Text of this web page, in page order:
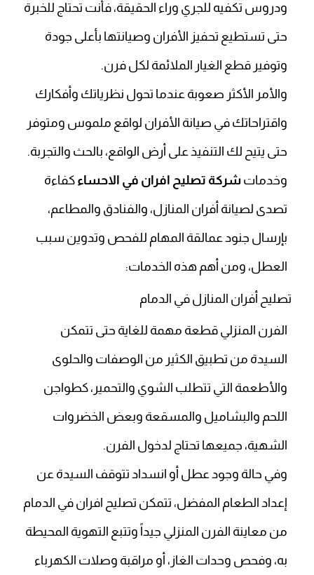
ودروس تكفيه للجري وراء الحقيقة، فأنت تحتاج للخبرة
حتى تستطيع تحفيز الأفران وصيانتها بأعلى جودة
وتوفير قطع الغيار الملائمة لكل فرن.
والأمر الأكثر صعوبة عندما تحول نظرياتك وأفكارك
واقتراحاتك في صيانة الأفران لواقع ملموس ومتوفر
حتى يتيح لك التنفيذ على أرض الواقع، بالحث والتجربة.
وخدمات شركة تصليح افران في الاحساء كفاءة
تصدى لصيانة أفران المنازل، والفنادق والمطاعم،
بإرسال جنود عمالقة المهام للفحص وتدوين سبب
العطل، ومن أهم هذه الخدمات:
تصليح أفران المنازل في الدمام
الفرن المنزلي قطعة مهمة للغاية حتى تتمكن
السيدة من تطبيق الكثير من الوصفات والحلوى
والأطعمة التي تتطلب الشوي والتحمير، كطواجن
اللحم والبشاميل والمسقعة وبعض الخضروات
الشهية، جميعها تحتاج لدخول الفرن.
وفي حالة وجود عطل أو انسداد تتوقف السيدة عن
إعداد الطعام المفضل، تتمكن تصليح افران في الدمام
من معاينة الفرن المنزلي جيداً وتتبع التهوية المحيطة
به، وفحص وحدات الغاز، أو مراقبة وصلات الكهرباء